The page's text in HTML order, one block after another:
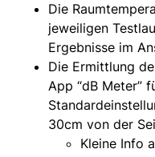
Die
jeweiligen
Ergebnisse im
Die Ermittlung
App “dB Meter”
30cm von der
Kleine Info